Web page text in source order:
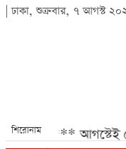
| ঢাকা, শুক্রবার, ৭ আগস্ট
শিরোনাম
লঞ্চ*** আগস্টেই পে-